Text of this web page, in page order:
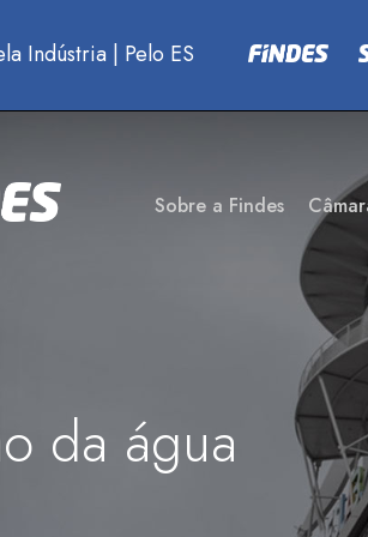
Indústria | Pelo ES
Sobre a Findes
da água